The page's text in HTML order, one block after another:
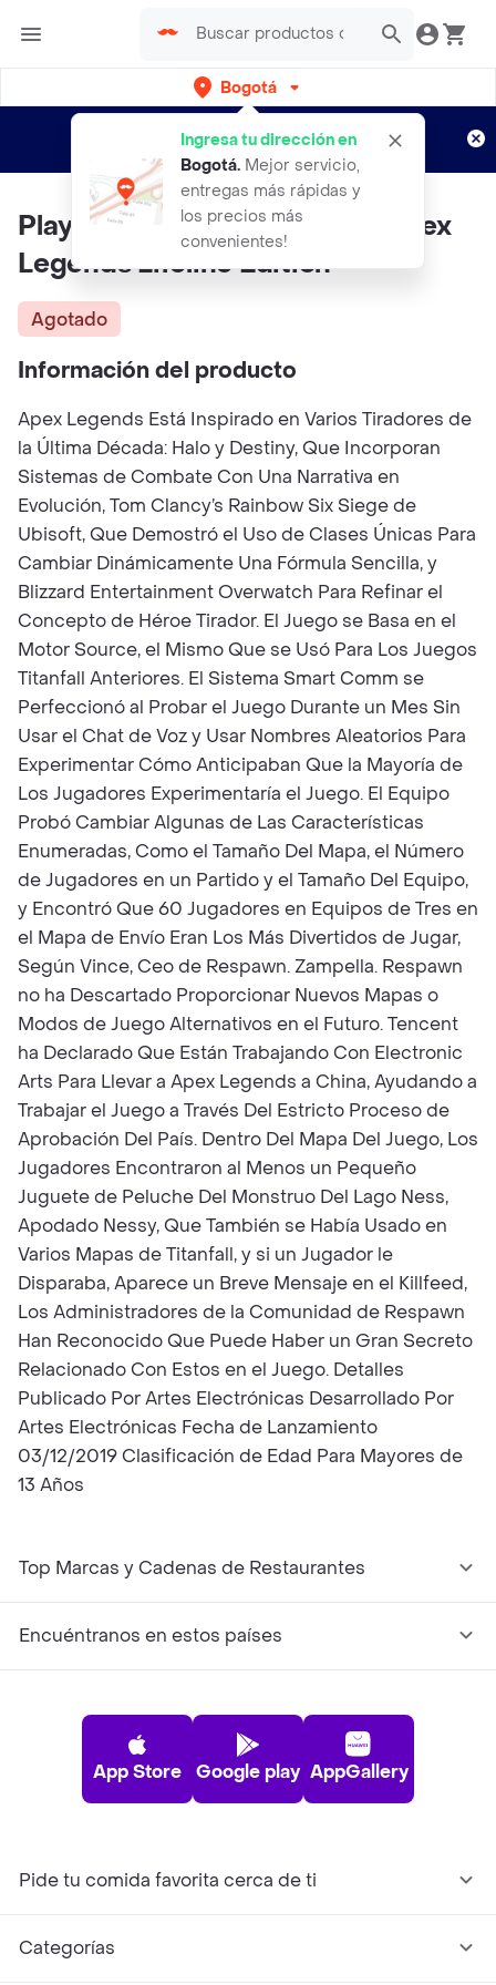
Bogotá
Ingresa tu dirección en
Bogotá. Mejor servicio,
entregas más rápidas y
los precios más
convenientes!
envíos gratis por semanas
Aplican TyC
Playstation Videojuego Ps4 Apex
Legends Lifeline Edition
Agotado
Información del producto
Apex Legends Está Inspirado en Varios Tiradores de
la Última Década: Halo y Destiny, Que Incorporan
Sistemas de Combate Con Una Narrativa en
Evolución, Tom Clancy’s Rainbow Six Siege de
Ubisoft, Que Demostró el Uso de Clases Únicas Para
Cambiar Dinámicamente Una Fórmula Sencilla, y
Blizzard Entertainment Overwatch Para Refinar el
Concepto de Héroe Tirador. El Juego se Basa en el
Motor Source, el Mismo Que se Usó Para Los Juegos
Titanfall Anteriores. El Sistema Smart Comm se
Perfeccionó al Probar el Juego Durante un Mes Sin
Usar el Chat de Voz y Usar Nombres Aleatorios Para
Experimentar Cómo Anticipaban Que la Mayoría de
Los Jugadores Experimentaría el Juego. El Equipo
Probó Cambiar Algunas de Las Características
Enumeradas, Como el Tamaño Del Mapa, el Número
de Jugadores en un Partido y el Tamaño Del Equipo,
y Encontró Que 60 Jugadores en Equipos de Tres en
el Mapa de Envío Eran Los Más Divertidos de Jugar,
Según Vince, Ceo de Respawn. Zampella. Respawn
no ha Descartado Proporcionar Nuevos Mapas o
Modos de Juego Alternativos en el Futuro. Tencent
ha Declarado Que Están Trabajando Con Electronic
Arts Para Llevar a Apex Legends a China, Ayudando a
Trabajar el Juego a Través Del Estricto Proceso de
Aprobación Del País. Dentro Del Mapa Del Juego, Los
Jugadores Encontraron al Menos un Pequeño
Juguete de Peluche Del Monstruo Del Lago Ness,
Apodado Nessy, Que También se Había Usado en
Varios Mapas de Titanfall, y si un Jugador le
Disparaba, Aparece un Breve Mensaje en el Killfeed,
Los Administradores de la Comunidad de Respawn
Han Reconocido Que Puede Haber un Gran Secreto
Relacionado Con Estos en el Juego. Detalles
Publicado Por Artes Electrónicas Desarrollado Por
Artes Electrónicas Fecha de Lanzamiento
03/12/2019 Clasificación de Edad Para Mayores de
13 Años
Top Marcas y Cadenas de Restaurantes
Encuéntranos en estos países
App Store Google play AppGallery
Pide tu comida favorita cerca de ti
Categorías